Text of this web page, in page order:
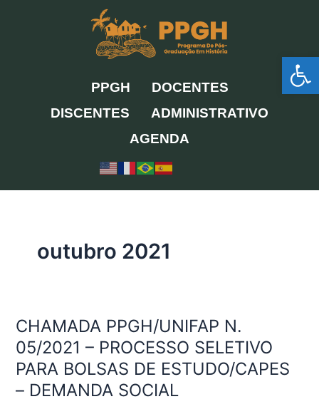
PPGH
DOCENTES
DISCENTES
ADMINISTRATIVO
AGENDA
outubro 2021
CHAMADA PPGH/UNIFAP N.
05/2021 – PROCESSO SELETIVO
PARA BOLSAS DE ESTUDO/CAPES
– DEMANDA SOCIAL
CHAMADA
PPGH/UNIFAP
N.
05/2021
–